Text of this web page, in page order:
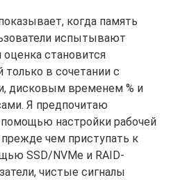
когда память
испытывают
становится
в сочетании с
дисковым временем % и
Я предпочитаю
настройки рабочей
чем приступать к
SSD/NVMe и RAID-
чистые сигналы